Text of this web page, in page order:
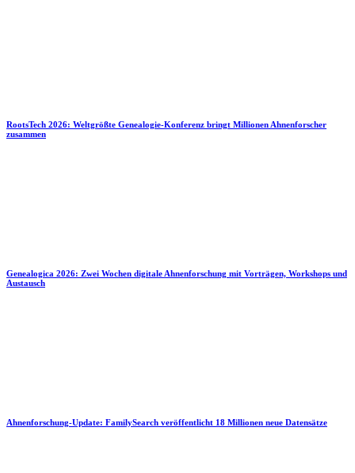
RootsTech 2026: Weltgrößte Genealogie-Konferenz bringt Millionen Ahnenforscher
zusammen
Genealogica 2026: Zwei Wochen digitale Ahnenforschung mit Vorträgen, Workshops und
Austausch
Ahnenforschung-Update: FamilySearch veröffentlicht 18 Millionen neue Datensätze